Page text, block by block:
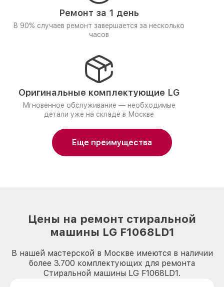
Ремонт за 1 день
В 90% случаев ремонт завершается за несколько
часов
Оригинальные комплектующие LG
Мгновенное обслуживание — необходимые
детали уже на складе в Москве
Еще преимущества
Цены на ремонт стиральной
машины LG F1068LD1
В нашей мастерской в Москве имеются в наличии
более 3.700 комплектующих для ремонта
Стиральной машины LG F1068LD1.